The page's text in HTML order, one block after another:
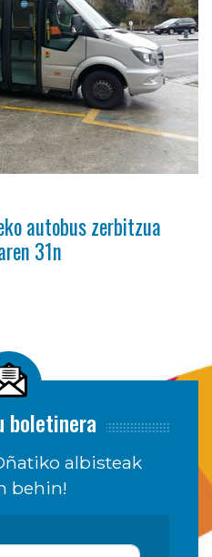
autobus zerbitzua
31n
boletinera
albisteak
behin!